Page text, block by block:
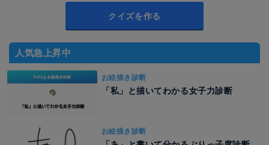
クイズを作る
人気急上昇中
お絵描き診断
「私」と描いてわかる女子力診断
お絵描き診断